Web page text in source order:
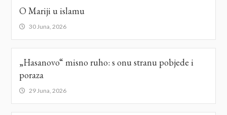
O Mariji u islamu
30 Juna, 2026
„Hasanovo“ misno ruho: s onu stranu pobjede i
poraza
29 Juna, 2026